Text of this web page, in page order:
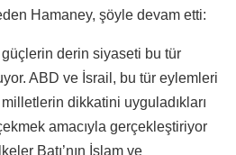
Hamaney, şöyle devam etti:
derin siyaseti bu tür
ABD ve İsrail, bu tür eylemleri
dikkatini uyguladıkları
amacıyla gerçekleştiriyor
Batı’nın İslam ve